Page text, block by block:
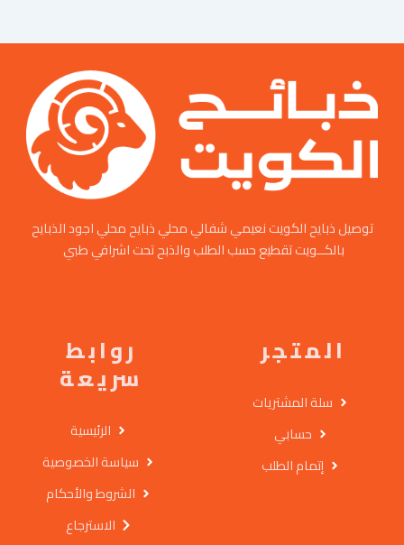
توصيل ذبايح الكويت نعيمي شفالي محلي ذبايح محلي اجود الذبايح
بالكــويت تقطيع حسب الطلب والذبح تحت اشرافي طبي
المتجر
سلة المشتريات
حسابي
إتمام الطلب
روابط
سريعة
الرئيسية
سياسة الخصوصية
الشروط والأحكام
الاسترجاع